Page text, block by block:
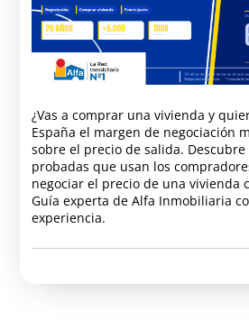
¿Vas a comprar una vivienda y
España el margen de negociación
sobre el precio de salida. Descubre
probadas que usan los
negociar el precio de una vivienda
Guía experta de Alfa Inmobiliaria
experiencia.